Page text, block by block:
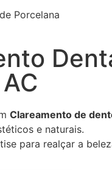
Clareamento de
e naturais.
para realçar a